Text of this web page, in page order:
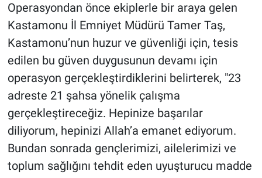
Operasyondan önce ekiplerle bir araya gelen
Kastamonu İl Emniyet Müdürü Tamer Taş,
Kastamonu’nun huzur ve güvenliği için, tesis
edilen bu güven duygusunun devamı için
operasyon gerçekleştirdiklerini belirterek, "23
adreste 21 şahsa yönelik çalışma
gerçekleştireceğiz. Hepinize başarılar
diliyorum, hepinizi Allah’a emanet ediyorum.
Bundan sonrada gençlerimizi, ailelerimizi ve
toplum sağlığını tehdit eden uyuşturucu madde